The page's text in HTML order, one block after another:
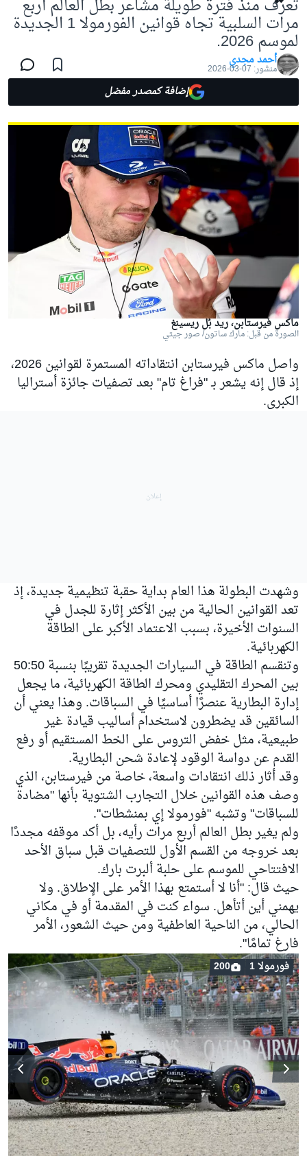
تُعرف منذ فترة طويلة مشاعر بطل العالم أربع
مرات السلبية تجاه قوانين الفورمولا 1 الجديدة
لموسم 2026.
أحمد مجدي
منشور: 07-03-2026
إضافة كمصدر مفضل
ماكس فيرستابن، ريد بُل ريسينغ
الصورة من قبل: مارك ساتون/ صور جيتي
واصل ماكس فيرستابن انتقاداته المستمرة لقوانين 2026،
إذ قال إنه يشعر بـ "فراغ تام" بعد تصفيات جائزة أستراليا
الكبرى.
وشهدت البطولة هذا العام بداية حقبة تنظيمية جديدة، إذ
تعد القوانين الحالية من بين الأكثر إثارة للجدل في
السنوات الأخيرة، بسبب الاعتماد الأكبر على الطاقة
الكهربائية.
وتنقسم الطاقة في السيارات الجديدة تقريبًا بنسبة 50:50
بين المحرك التقليدي ومحرك الطاقة الكهربائية، ما يجعل
إدارة البطارية عنصرًا أساسيًا في السباقات. وهذا يعني أن
السائقين قد يضطرون لاستخدام أساليب قيادة غير
طبيعية، مثل خفض التروس على الخط المستقيم أو رفع
القدم عن دواسة الوقود لإعادة شحن البطارية.
وقد أثار ذلك انتقادات واسعة، خاصة من فيرستابن، الذي
وصف هذه القوانين خلال التجارب الشتوية بأنها "مضادة
للسباقات" وتشبه "فورمولا إي بمنشطات".
ولم يغير بطل العالم أربع مرات رأيه، بل أكد موقفه مجددًا
بعد خروجه من القسم الأول للتصفيات قبل سباق الأحد
الافتتاحي للموسم على حلبة ألبرت بارك.
حيث قال: "أنا لا أستمتع بهذا الأمر على الإطلاق. ولا
يهمني أين أتأهل. سواء كنت في المقدمة أو في مكاني
الحالي، من الناحية العاطفية ومن حيث الشعور، الأمر
فارغ تمامًا".
فورمولا 1 200